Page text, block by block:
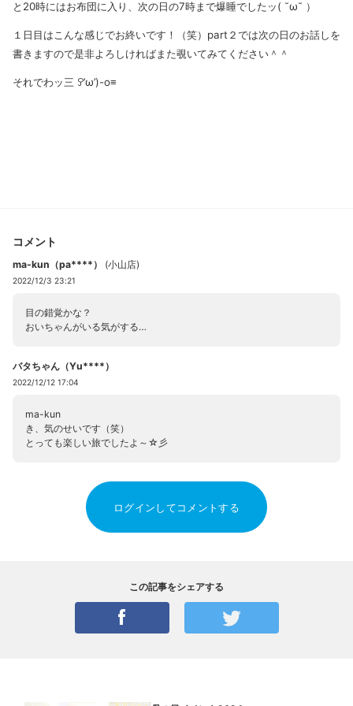
と20時にはお布団に入り、次の日の7時まで爆睡でしたッ( ˘ω˘ ）
１日目はこんな感じでお終いです！（笑）part２では次の日のお話しを
書きますので是非よろしければまた覗いてみてください＾＾
それでわッ三 ꎤ’ω’)-o≡
コメント
ma-kun（pa****） (小山店)
2022/12/3 23:21
目の錯覚かな？
おいちゃんがいる気がする…
バタちゃん（Yu****）
2022/12/12 17:04
ma-kun
き、気のせいです（笑）
とっても楽しい旅でしたよ～☆彡
ログインしてコメントする
この記事をシェアする